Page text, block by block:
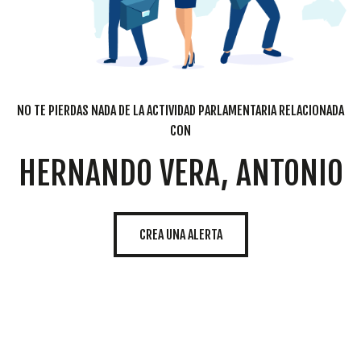
NO TE PIERDAS NADA DE LA ACTIVIDAD PARLAMENTARIA RELACIONADA
CON
HERNANDO VERA, ANTONIO
CREA UNA ALERTA